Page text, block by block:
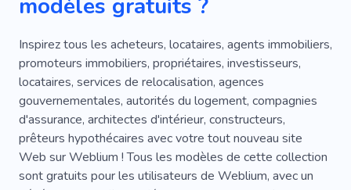
Commodité
Nature
Motel
Réservation
Plaisir
Vacances
Chambre
Unique
Installations
Maison D'hôtes
Auberge
Pension De Famille
Territoire
Hypothèque
Agent Immobilier
modèles gratuits ?
Inspirez tous les acheteurs, locataires, agents immobiliers,
promoteurs immobiliers, propriétaires, investisseurs,
locataires, services de relocalisation, agences
gouvernementales, autorités du logement, compagnies
d'assurance, architectes d'intérieur, constructeurs,
prêteurs hypothécaires avec votre tout nouveau site
Web sur Weblium ! Tous les modèles de cette collection
sont gratuits pour les utilisateurs de Weblium, avec un